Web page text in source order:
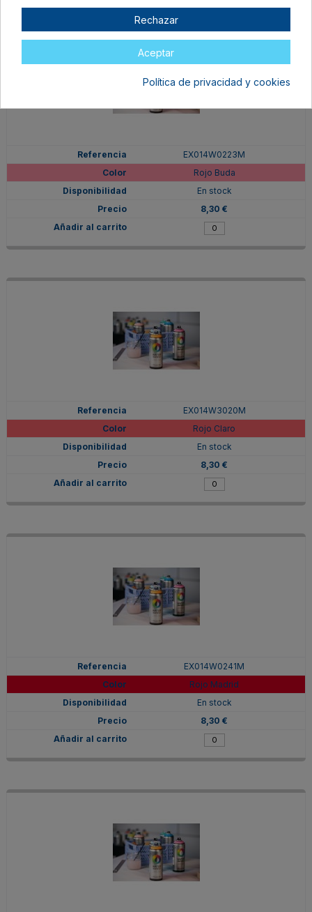
EX014W0223M
Rojo Buda
En stock
8,30 €
EX014W3020M
Rojo Claro
En stock
8,30 €
EX014W0241M
Rojo Madrid
En stock
8,30 €
Rechazar
Aceptar
Política de privacidad y cookies